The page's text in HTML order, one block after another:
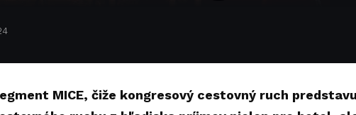
MICE, čiže kongresový cestovný ruch